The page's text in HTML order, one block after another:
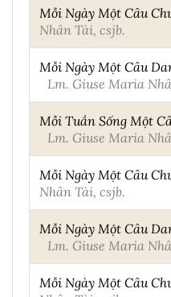
Mỗi Ngày Một Câu
Nhân Tài, csjb.
Mỗi Ngày Một Câu
Lm. Giuse Maria
Mỗi Tuần Sống Một
Lm. Giuse Maria
Mỗi Ngày Một Câu
Nhân Tài, csjb.
Mỗi Ngày Một Câu
Lm. Giuse Maria
Mỗi Ngày Một Câu